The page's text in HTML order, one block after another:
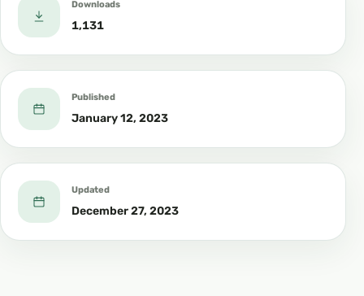
Downloads
1,131
Published
January 12, 2023
Updated
December 27, 2023